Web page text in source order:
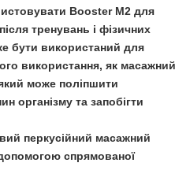
Booster M2 для
тренувань і фізичних
бути використаний для
використання, як масажний
який може поліпшити
організму та запобігти
перкусійний масажний
спрямованої